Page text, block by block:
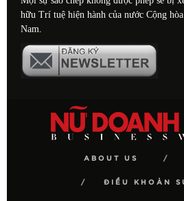
hữu Trí tuệ hiện hành của nước Cộng
Nam.
ABOUT US
ĐIỀU KHOẢN